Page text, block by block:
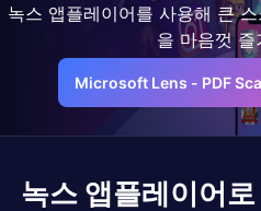
녹스 앱플레이어를 사용해 큰
을 마음껏 즐
Microsoft Lens - PDF
녹스 앱플레이어로